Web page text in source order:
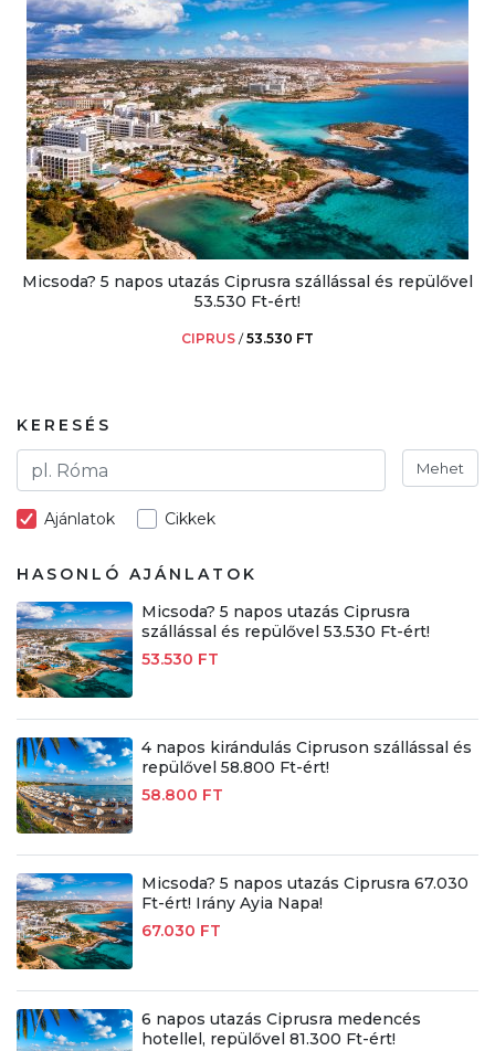
Micsoda? 5 napos utazás Ciprusra szállással és repülővel
53.530 Ft-ért!
CIPRUS /53.530 FT
KERESÉS
Mehet
Ajánlatok Cikkek
HASONLÓ AJÁNLATOK
Micsoda? 5 napos utazás Ciprusra
szállással és repülővel 53.530 Ft-ért!
53.530 FT
4 napos kirándulás Cipruson szállással és
repülővel 58.800 Ft-ért!
58.800 FT
Micsoda? 5 napos utazás Ciprusra 67.030
Ft-ért! Irány Ayia Napa!
67.030 FT
6 napos utazás Ciprusra medencés
hotellel, repülővel 81.300 Ft-ért!